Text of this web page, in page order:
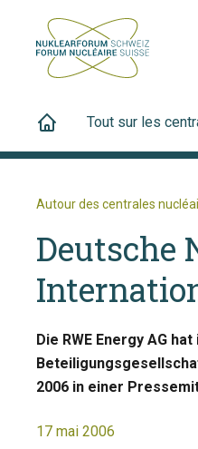
Tout sur les
Autour des centrales
Deutsche
Die RWE Energy AG
2006 in einer
17 mai 2006